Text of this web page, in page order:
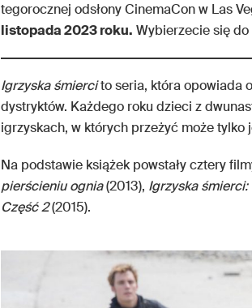
tegorocznej odsłony CinemaCon w Las
listopada 2023 roku. Wybierzecie się do
Igrzyska śmiercito seria, która opowiada
dystryktów. Każdego roku dzieci z
igrzyskach, w których przeżyć może tylko
Na podstawie książek powstały cztery
pierścieniu ognia(2013), Igrzyska śmierci:
Część 2(2015).